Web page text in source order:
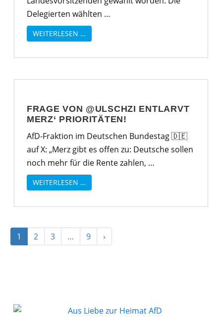
Delegierten wählten …
WEITERLESEN …
FRAGE VON @ULSCHZI ENTLARVT
MERZ‘ PRIORITÄTEN!
AfD-Fraktion im Deutschen Bundestag 🇩🇪
auf X: „Merz gibt es offen zu: Deutsche sollen
noch mehr für die Rente zahlen, …
WEITERLESEN …
1 2 3 … 9 ›